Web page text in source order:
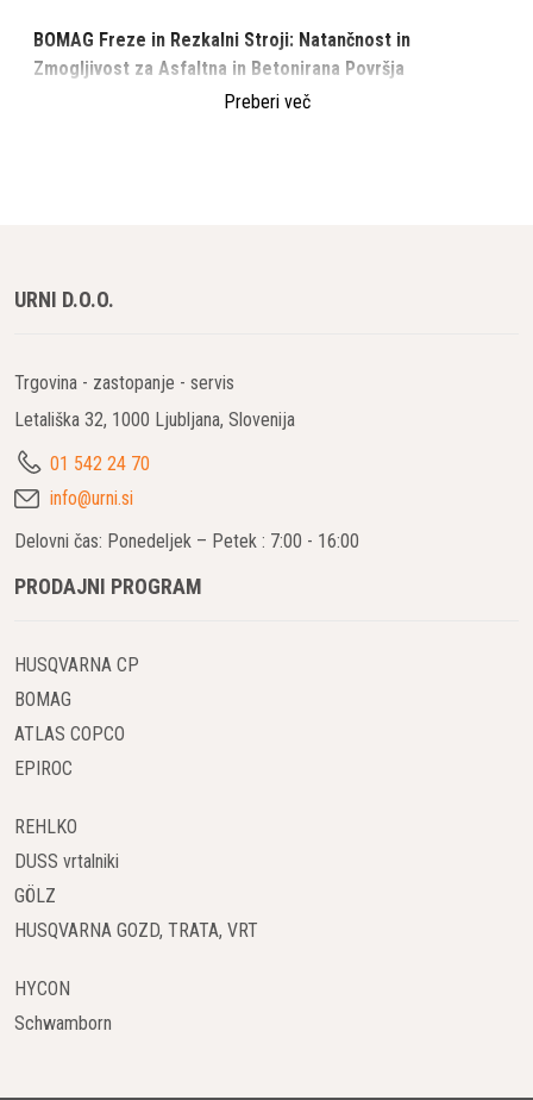
BOMAG Freze in Rezkalni Stroji: Natančnost in
Zmogljivost za Asfaltna in Betonirana Površja
freze BOMAG zagotavljajo hitro in učinkovito odstranjevanje
Ključne prednosti BOMAG frez in rezkalnih strojev
Visoka zmogljivost rezkanja
Freze BOMAG so zasnovane za hitro in učinkovito
odstranjevanje velikih količin materiala. Zmogljivi bobni in
asfaltnih in betonskih površin na globinah, ki jih zahteva
projekt, ne da bi pri tem trpelo natančno rezkanje. To
podlage
natančno nastaviti globino in širino odstranjevanja. To
zagotavlja gladko in enakomerno površino, kar zmanjšuje
asfalt.
BOMAG freze in rezkalni stroji so primerni za različne
Preberi več
URNI D.O.O.
Trgovina - zastopanje - servis
Letališka 32, 1000 Ljubljana, Slovenija
01 542 24 70
info@urni.si
Delovni čas: Ponedeljek – Petek : 7:00 - 16:00
PRODAJNI PROGRAM
HUSQVARNA CP
BOMAG
ATLAS COPCO
EPIROC
REHLKO
DUSS vrtalniki
GÖLZ
HUSQVARNA GOZD, TRATA, VRT
HYCON
Schwamborn